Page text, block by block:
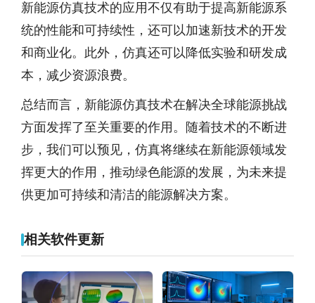
新能源仿真技术的应用不仅有助于提高新能源系
统的性能和可持续性，还可以加速新技术的开发
和商业化。此外，仿真还可以降低实验和研发成
本，减少资源浪费。
总结而言，新能源仿真技术在解决全球能源挑战
方面发挥了至关重要的作用。随着技术的不断进
步，我们可以预见，仿真将继续在新能源领域发
挥更大的作用，推动绿色能源的发展，为未来提
供更加可持续和清洁的能源解决方案。
相关软件更新